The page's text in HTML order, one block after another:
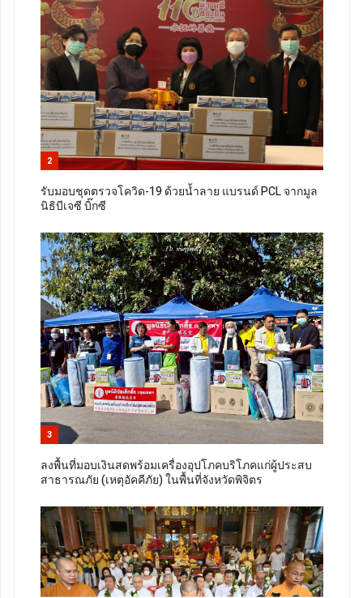
2
รับมอบชุดตรวจโควิด-19 ด้วยน้ำลาย แบรนด์ PCL จากมูล
นิธิบีเจซี บิ๊กซี
3
ลงพื้นที่มอบเงินสดพร้อมเครื่องอุปโภคบริโภคแก่ผู้ประสบ
สาธารณภัย (เหตุอัคคีภัย) ในพื้นที่จังหวัดพิจิตร